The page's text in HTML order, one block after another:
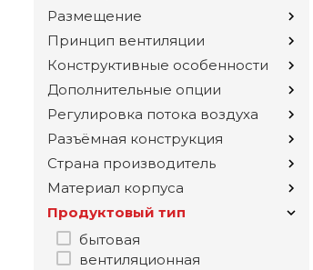
Размещение
Принцип вентиляции
Конструктивные особенности
Дополнительные опции
Регулировка потока воздуха
Разъёмная конструкция
Страна производитель
Материал корпуса
Продуктовый тип
бытовая
вентиляционная